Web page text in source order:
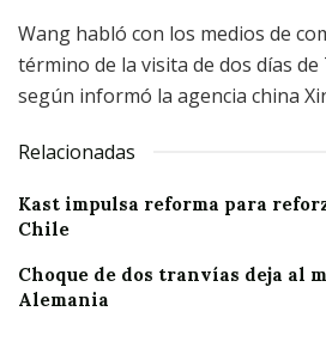
Wang habló con los medios de
término de la visita de dos días
según informó la agencia china
Relacionadas
Kast impulsa reforma para
Chile
Choque de dos tranvías deja al
Alemania